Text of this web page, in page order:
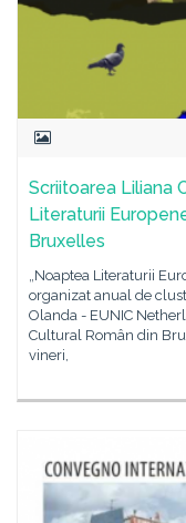
Scriitoarea Liliana
Literaturii
Bruxelles
„Noaptea Literaturii
organizat anual de
Olanda - EUNIC
Cultural Român din
vineri,